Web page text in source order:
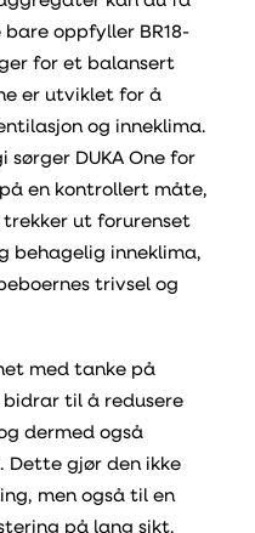
oppfyller BR18-
for et balansert
er utviklet for å
og inneklima.
sørger DUKA One for
en kontrollert måte,
ut forurenset
behagelig inneklima,
trivsel og
med tanke på
til å redusere
dermed også
Dette gjør den ikke
men også til en
på lang sikt.